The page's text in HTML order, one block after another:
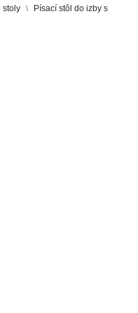
stoly
Písací stôl do izby s